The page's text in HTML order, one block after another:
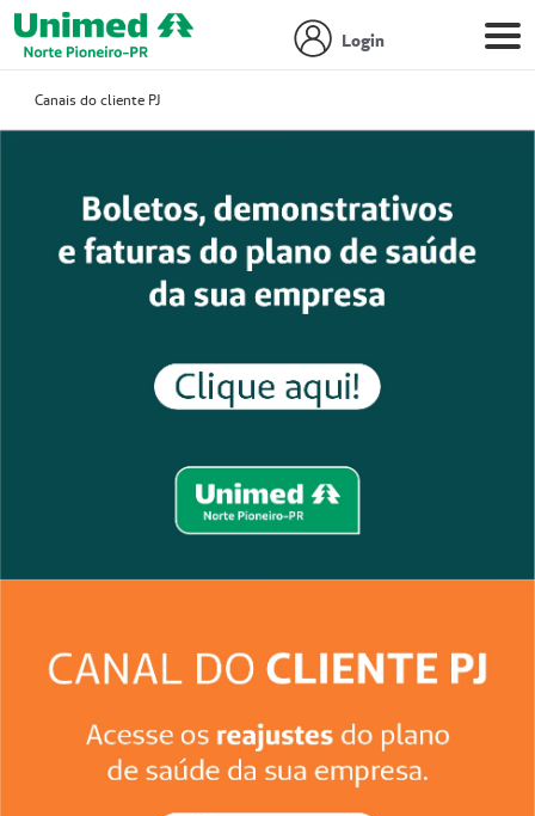
Login
Canais do cliente PJ